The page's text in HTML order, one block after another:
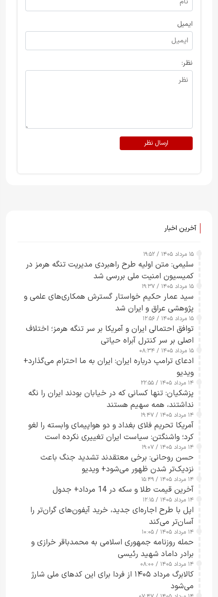
ایمیل
نظر:
ارسال نظر
آخرین اخبار
۱۵ مرداد ۱۴۰۵ / ۱۹:۵۲
سلیمی: متن اولیه طرح راهبردی مدیریت تنگه هرمز در
کمیسیون امنیت ملی بررسی شد
۱۵ مرداد ۱۴۰۵ / ۱۹:۳۷
سید عمار حکیم خواستار گسترش همکاری‌های علمی و
پژوهشی عراق و ایران شد
۱۵ مرداد ۱۴۰۵ / ۱۲:۵۶
توافق احتمالی ایران و آمریکا بر سر تنگه هرمز؛ اختلاف
اصلی بر سر کنترل آبراه حیاتی
۱۵ مرداد ۱۴۰۵ / ۰۸:۳۴
ادعای ترامپ درباره ایران: ایران به ما احترام می‌گذارد+
ویدیو
۱۴ مرداد ۱۴۰۵ / ۲۲:۵۵
پزشکیان: تنها کسانی که در خیابان بودند ایران را نگه
نداشتند، همه سهیم هستند
۱۴ مرداد ۱۴۰۵ / ۱۹:۴۷
آمریکا تحریم فلای بغداد و دو هواپیمای وابسته را لغو
کرد؛ واشنگتن: سیاست ایران تغییری نکرده است
۱۴ مرداد ۱۴۰۵ / ۱۹:۰۷
حسن روحانی: برخی معتقدند تشدید جنگ باعث
نزدیک‌تر شدن ظهور می‌شود+ ویدیو
۱۴ مرداد ۱۴۰۵ / ۱۵:۴۹
آخرین قیمت طلا و سکه در 14 مرداد+ جدول
۱۴ مرداد ۱۴۰۵ / ۱۲:۱۵
اپل با طرح اجاره‌ای جدید، خرید آیفون‌های گران‌تر را
آسان‌تر می‌کند
۱۴ مرداد ۱۴۰۵ / ۱۰:۰۵
حمله روزنامه جمهوری اسلامی به محمدباقر خرازی و
برادر داماد شهید رئیسی
۱۴ مرداد ۱۴۰۵ / ۰۸:۰۰
کالابرگ مرداد ۱۴۰۵ از فردا برای این کدهای ملی شارژ
می‌شود